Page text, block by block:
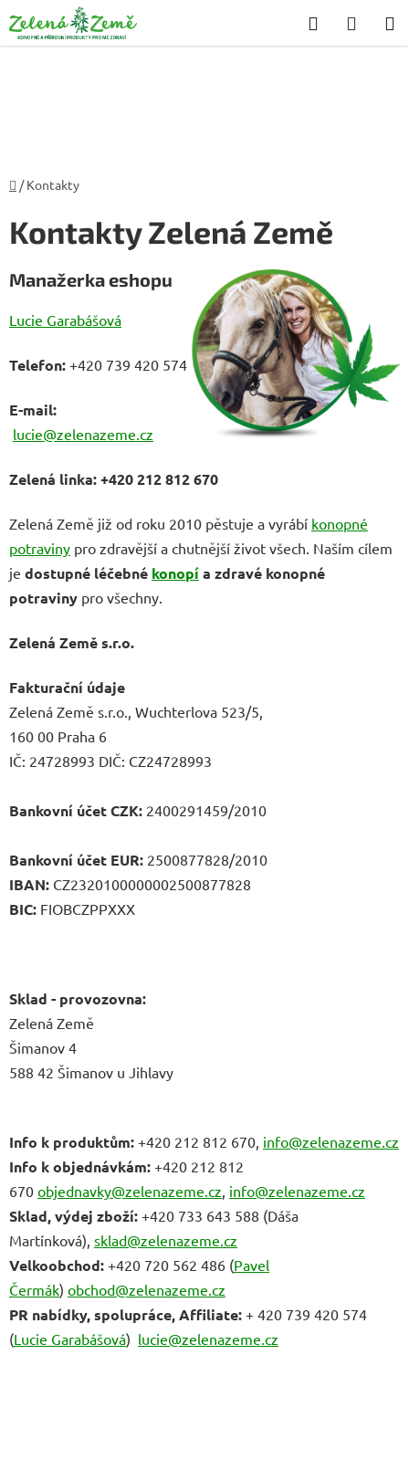
na
obsah
Hledat
KOŠÍK
Domů
/ Kontakty
Kontakty Zelená Země
Manažerka eshopu
Lucie Garabášová
Telefon: +420 739 420 574
E-mail:
lucie@zelenazeme.cz
Zelená linka: +420 212 812 670
Zelená Země již od roku 2010 pěstuje a vyrábí konopné
potraviny pro zdravější a chutnější život všech. Naším cílem
je dostupné léčebné konopí a zdravé konopné
potraviny pro všechny.
Zelená Země s.r.o.
Fakturační údaje
Zelená Země s.r.o., Wuchterlova 523/5,
160 00 Praha 6
IČ: 24728993 DIČ: CZ24728993
Bankovní účet CZK: 2400291459/2010
Bankovní účet EUR: 2500877828/2010
IBAN: CZ2320100000002500877828
BIC: FIOBCZPPXXX
Sklad - provozovna:
Zelená Země
Šimanov 4
588 42 Šimanov u Jihlavy
Info k produktům: +420 212 812 670, info@zelenazeme.cz
Info k objednávkám: +420 212 812
670 objednavky@zelenazeme.cz info@zelenazeme.cz
Sklad, výdej zboží: +420 733 643 588 (Dáša
Martínková), sklad@zelenazeme.cz
Velkoobchod: +420 720 562 486 (Pavel
Čermák) obchod@zelenazeme.cz
PR nabídky, spolupráce, Affiliate: + 420 739 420 574
(Lucie Garabášová) lucie@zelenazeme.cz